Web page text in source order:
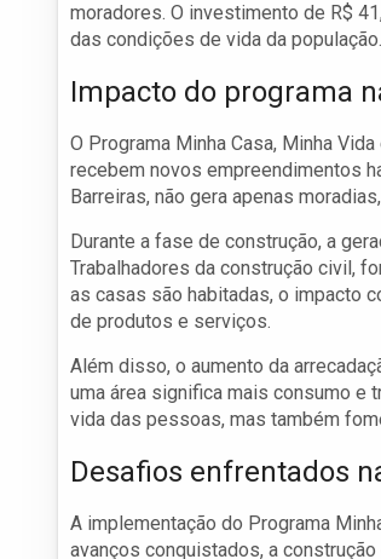
moradores. O investimento de R$
das condições de vida da população.
Impacto do programa
O Programa Minha Casa, Minha
recebem novos empreendimentos
Barreiras, não gera apenas
Durante a fase de construção, a
Trabalhadores da construção civil,
as casas são habitadas, o impacto
de produtos e serviços.
Além disso, o aumento da
uma área significa mais consumo e
vida das pessoas, mas também
Desafios enfrentados
A implementação do Programa
avanços conquistados, a